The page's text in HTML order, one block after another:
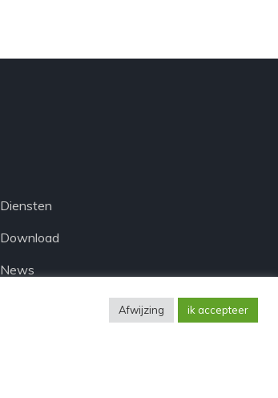
Diensten
Download
News
Afwijzing ik accepteer